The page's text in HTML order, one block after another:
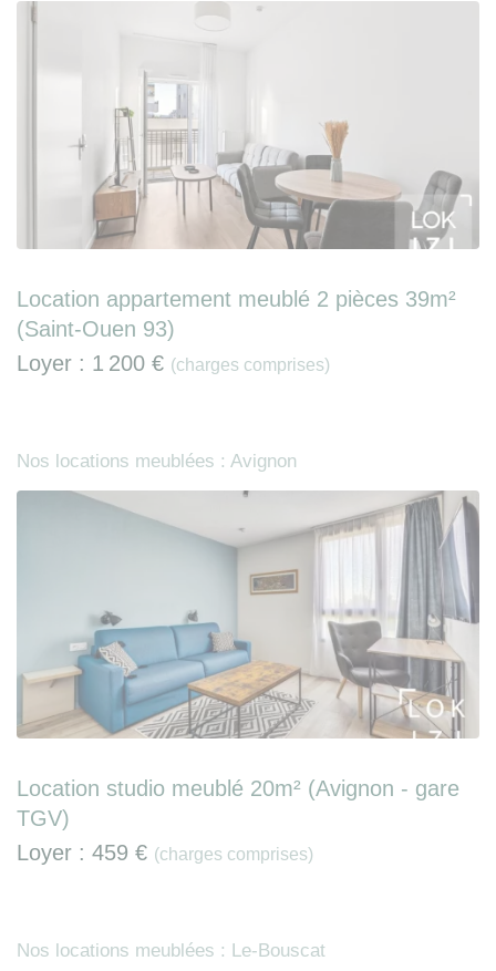
Location appartement meublé 2 pièces 39m²
(Saint-Ouen 93)
Loyer : 1 200 € (charges comprises)
Nos locations meublées : Avignon
Location studio meublé 20m² (Avignon - gare
TGV)
Loyer : 459 € (charges comprises)
Nos locations meublées : Le-Bouscat